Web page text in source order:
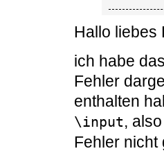
Hallo liebes
ich habe
Fehler
enthalten
\input,
Fehler nicht